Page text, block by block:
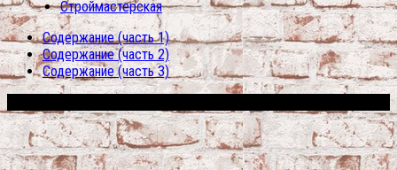
Строймастерская
Содержание (часть 1)
Содержание (часть 2)
Содержание (часть 3)